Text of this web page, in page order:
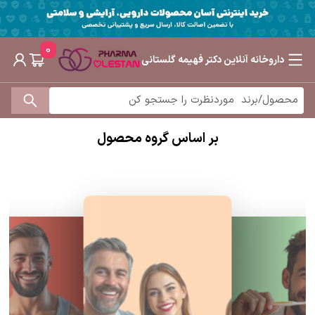
داروخانه آنلاین دکتر فهیمه گلستانی
0
بر اساس گروه محصول